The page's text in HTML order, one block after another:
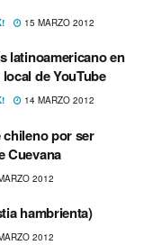
15 MARZO 2012
latinoamericano en
de YouTube
14 MARZO 2012
chileno por ser
Cuevana
2012
hambrienta)
2012